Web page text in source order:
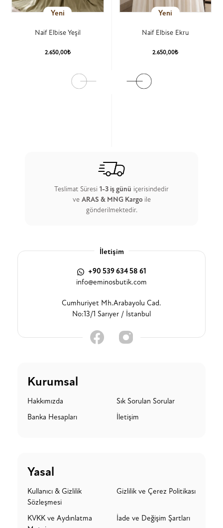
Yeni
Naif Elbise Yeşil
2.650,00₺
Yeni
Naif Elbise Ekru
2.650,00₺
Teslimat Süresi 1-3 iş günü içerisindedir
ve ARAS & MNG Kargo ile
gönderilmektedir.
İletişim
+90 539 634 58 61
info@eminosbutik.com
Cumhuriyet Mh.Arabayolu Cad.
No:13/1 Sarıyer / İstanbul
Kurumsal
Hakkımızda
Sık Sorulan Sorular
Banka Hesapları
İletişim
Yasal
Kullanıcı & Gizlilik
Sözleşmesi
Gizlilik ve Çerez Politikası
KVKK ve Aydınlatma
İade ve Değişim Şartları